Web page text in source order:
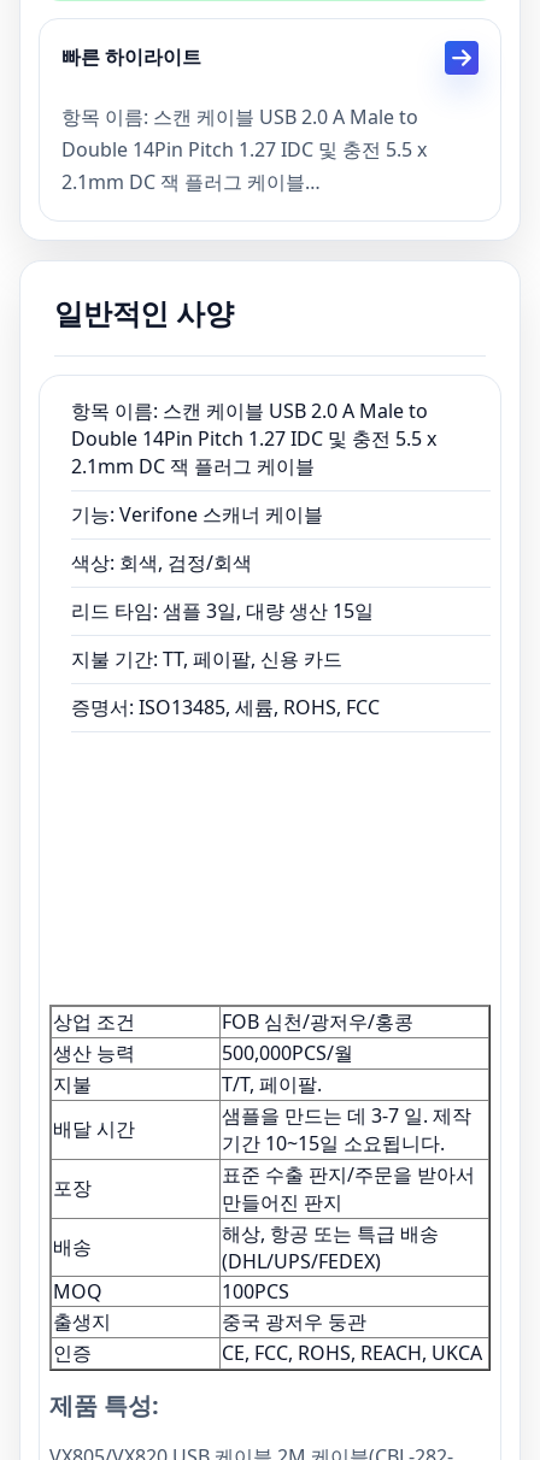
빠른 하이라이트
항목 이름: 스캔 케이블 USB 2.0 A Male to
Double 14Pin Pitch 1.27 IDC 및 충전 5.5 x
2.1mm DC 잭 플러그 케이블
기능: Verifone 스캐너 케이블
색상: 회색, 검정/회색
지불 기간: TT, 페이팔, 신용 카드
일반적인 사양
항목 이름: 스캔 케이블 USB 2.0 A Male to
Double 14Pin Pitch 1.27 IDC 및 충전 5.5 x
2.1mm DC 잭 플러그 케이블
기능: Verifone 스캐너 케이블
색상: 회색, 검정/회색
리드 타임: 샘플 3일, 대량 생산 15일
지불 기간: TT, 페이팔, 신용 카드
증명서: ISO13485, 세륨, ROHS, FCC
상업 조건
FOB 심천/광저우/홍콩
생산 능력
500,000PCS/월
지불
T/T, 페이팔.
배달 시간
샘플을 만드는 데 3-7 일. 제작
기간 10~15일 소요됩니다.
포장
표준 수출 판지/주문을 받아서
만들어진 판지
배송
해상, 항공 또는 특급 배송
(DHL/UPS/FEDEX)
MOQ
100PCS
출생지
중국 광저우 둥관
인증
CE, FCC, ROHS, REACH, UKCA
제품 특성: